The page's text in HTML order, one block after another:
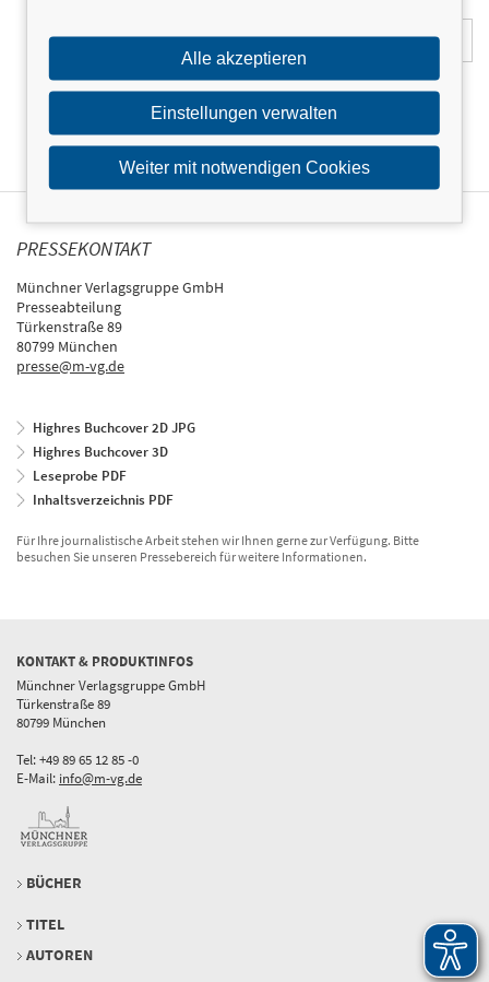
PRESSEKONTAKT
Münchner Verlagsgruppe GmbH
Presseabteilung
Türkenstraße 89
80799 München
presse@m-vg.de
Highres Buchcover 2D JPG
Highres Buchcover 3D
Leseprobe PDF
Inhaltsverzeichnis PDF
Für Ihre journalistische Arbeit stehen wir Ihnen gerne zur Verfügung. Bitte
besuchen Sie unseren Pressebereich für weitere Informationen.
KONTAKT & PRODUKTINFOS
Münchner Verlagsgruppe GmbH
Türkenstraße 89
80799 München
Tel: +49 89 65 12 85 -0
E-Mail: info@m-vg.de
BÜCHER
TITEL
AUTOREN
Alle akzeptieren
Einstellungen verwalten
Weiter mit notwendigen Cookies